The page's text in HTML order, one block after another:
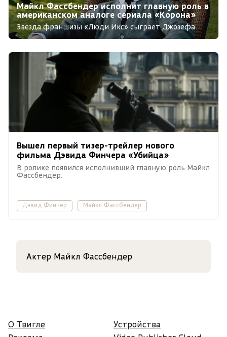
Майкл Фассбендер исполнит главную роль в
американском аналоге сериала «Корона»
Звезда франшизы «Люди Икс» сыграет Джозефа
Кеннеди-старшего в новом проекте Netflix.
Вышел первый тизер-трейлер нового
фильма Дэвида Финчера «Убийца»
В ролике появился исполнивший главную роль Майкл
Фассбендер.
Дэвид Финчер Майкл Фассбендер
Актер Майкл Фассбендер
О Твигле
Устройства